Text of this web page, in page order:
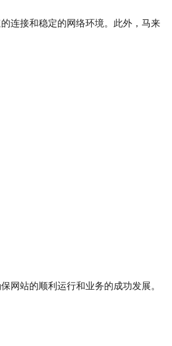
连接和稳定的网络环境。此外，马来
网站的顺利运行和业务的成功发展。